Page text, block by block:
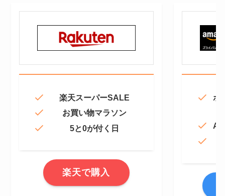
楽天スーパーSALE
お買い物マラソン
5と0が付く日
楽天で購入
ポ